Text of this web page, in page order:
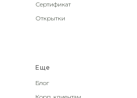
Сертификат
Открытки
Еще
Блог